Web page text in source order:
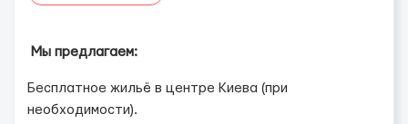
Мы предлагаем:
Бесплатное жильё в центре Киева (при
необходимости).